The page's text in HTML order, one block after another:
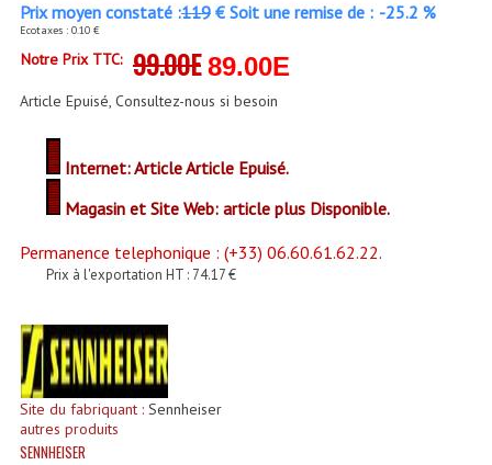
Enceintes Amplifiées Actives
Enceintes Passives Sono
Retours De Scène
Caisson De Basse Amplifié
Enceinte Nomade Bluetooth
Enceintes (Ecoutes De Studio)
Enceintes Autonomes Portables Amplifiées
Prix moyen constaté :119€ Soit une remise de : -25.2 %
Ecotaxes : 0.10 €
Notre Prix TTC: 99.00E 89.00E
Article Epuisé, Consultez-nous si besoin
Internet: Article Article Epuisé.
Magasin et Site Web: article plus Disponible.
Permanence telephonique : (+33) 06.60.61.62.22.
Prix à l'exportation HT : 74.17 €
Site du fabriquant :Sennheiser
autres produits
SENNHEISER